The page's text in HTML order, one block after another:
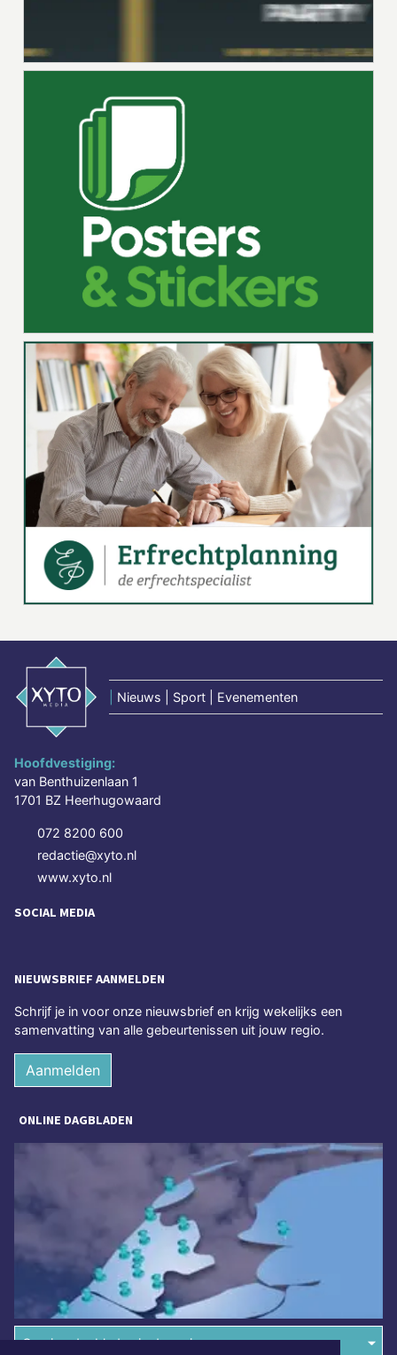
Nieuws | Sport | Evenementen
Hoofdvestiging:
van Benthuizenlaan 1
1701 BZ Heerhugowaard
072 8200 600
redactie@xyto.nl
www.xyto.nl
SOCIAL MEDIA
NIEUWSBRIEF AANMELDEN
Schrijf je in voor onze nieuwsbrief en krijg wekelijks een
samenvatting van alle gebeurtenissen uit jouw regio.
Aanmelden
ONLINE DAGBLADEN
Overige dagbladen in de regio